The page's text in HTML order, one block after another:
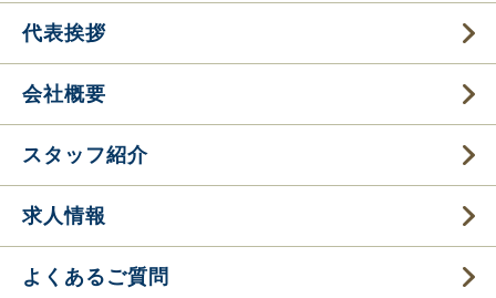
代表挨拶
会社概要
スタッフ紹介
求人情報
よくあるご質問